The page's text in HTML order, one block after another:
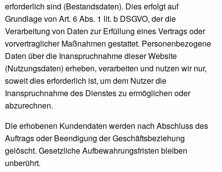
erforderlich sind (Bestandsdaten). Dies erfolgt auf
Grundlage von Art. 6 Abs. 1 lit. b DSGVO, der die
Verarbeitung von Daten zur Erfüllung eines Vertrags oder
vorvertraglicher Maßnahmen gestattet. Personenbezogene
Daten über die Inanspruchnahme dieser Website
(Nutzungsdaten) erheben, verarbeiten und nutzen wir nur,
soweit dies erforderlich ist, um dem Nutzer die
Inanspruchnahme des Dienstes zu ermöglichen oder
abzurechnen.
Die erhobenen Kundendaten werden nach Abschluss des
Auftrags oder Beendigung der Geschäftsbeziehung
gelöscht. Gesetzliche Aufbewahrungsfristen bleiben
unberührt.